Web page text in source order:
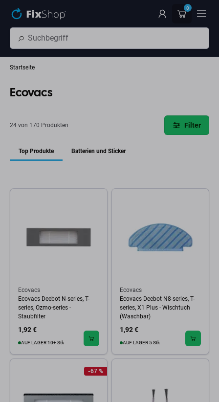
0
Startseite
Ecovacs
24 von 170 Produkten Filter
Top Produkte Batterien und Sticker
Ecovacs
Ecovacs Deebot N-series, T-
series, Ozmo-series -
Staubfilter
1,92 €
AUF LAGER 10+ Stk
Ecovacs
Ecovacs Deebot N8-series, T-
series, X1 Plus - Wischtuch
(Waschbar)
1,92 €
AUF LAGER 5 Stk
-67 %